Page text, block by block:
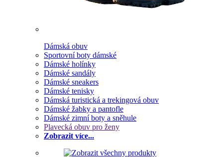
Dámská obuv
Sportovní boty dámské
Dámské holínky
Dámské sandály
Dámské sneakers
Dámské tenisky
Dámská turistická a trekingová obuv
Dámské žabky a pantofle
Dámské zimní boty a sněhule
Plavecká obuv pro ženy
Zobrazit více...